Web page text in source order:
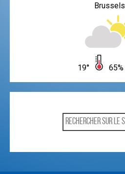
Brussels
19° 65%